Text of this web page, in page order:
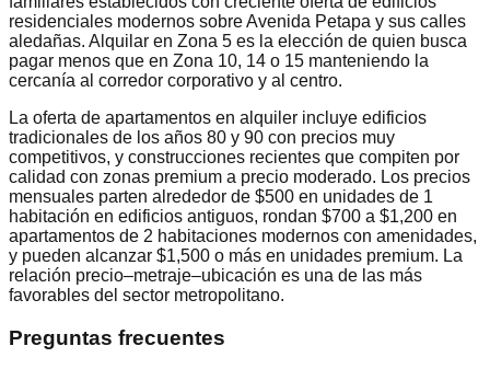
residenciales modernos sobre Avenida Petapa y sus calles
aledañas. Alquilar en Zona 5 es la elección de quien busca
pagar menos que en Zona 10, 14 o 15 manteniendo la
cercanía al corredor corporativo y al centro.
La oferta de apartamentos en alquiler incluye edificios
tradicionales de los años 80 y 90 con precios muy
competitivos, y construcciones recientes que compiten por
calidad con zonas premium a precio moderado. Los precios
mensuales parten alrededor de $500 en unidades de 1
habitación en edificios antiguos, rondan $700 a $1,200 en
apartamentos de 2 habitaciones modernos con amenidades,
y pueden alcanzar $1,500 o más en unidades premium. La
relación precio–metraje–ubicación es una de las más
favorables del sector metropolitano.
Preguntas frecuentes